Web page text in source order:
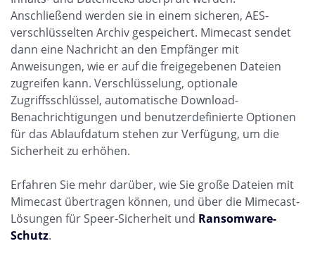
Anschließend werden sie in einem sicheren, AES-
verschlüsselten Archiv gespeichert. Mimecast sendet
dann eine Nachricht an den Empfänger mit
Anweisungen, wie er auf die freigegebenen Dateien
zugreifen kann. Verschlüsselung, optionale
Zugriffsschlüssel, automatische Download-
Benachrichtigungen und benutzerdefinierte Optionen
für das Ablaufdatum stehen zur Verfügung, um die
Sicherheit zu erhöhen.
Erfahren Sie mehr darüber, wie Sie große Dateien mit
Mimecast übertragen können, und über die Mimecast-
Lösungen für Speer-Sicherheit und Ransomware-
Schutz.